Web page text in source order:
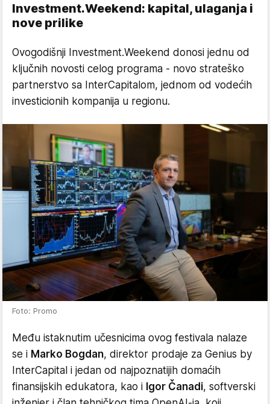
Investment.Weekend: kapital, ulaganja i
nove prilike
Ovogodišnji Investment.Weekend donosi jednu od
ključnih novosti celog programa - novo strateško
partnerstvo sa InterCapitalom, jednom od vodećih
investicionih kompanija u regionu.
Foto: Promo
Među istaknutim učesnicima ovog festivala nalaze
se i Marko Bogdan, direktor prodaje za Genius by
InterCapital i jedan od najpoznatijih domaćih
finansijskih edukatora, kao i Igor Čanadi, softverski